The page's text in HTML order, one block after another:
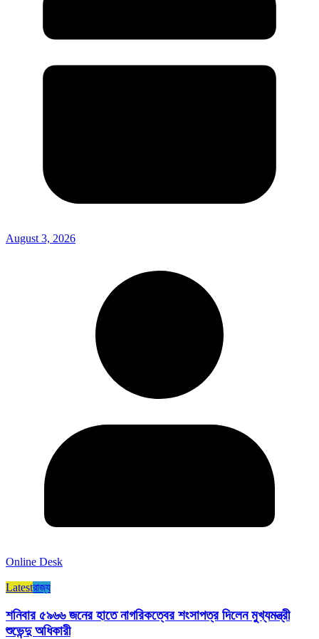
August 3, 2026
Online Desk
Latestরাজ্য​
শনিবার ৫৯৬৬ জনের হাতে নাগরিকত্বের শংসাপত্র দিলেন মুখ্যমন্ত্রী
শুভেন্দু অধিকারী